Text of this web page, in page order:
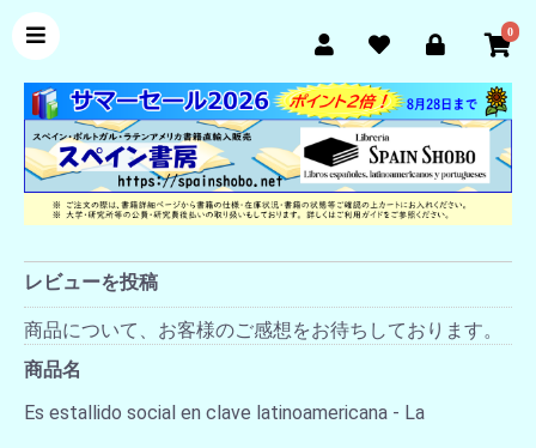
0
レビューを投稿
商品について、お客様のご感想をお待ちしております。
商品名
Es estallido social en clave latinoamericana - La